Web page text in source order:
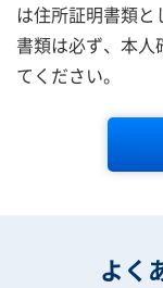
は住所証明書類と
書類は必ず、本
てください。
よく